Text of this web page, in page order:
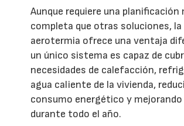
Aunque requiere una planificación
completa que otras soluciones, la
aerotermia ofrece una ventaja
un único sistema es capaz de
necesidades de calefacción,
agua caliente de la vivienda,
consumo energético y
durante todo el año.